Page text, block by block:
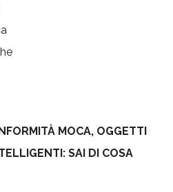
MOCA, OGGETTI
SAI DI COSA